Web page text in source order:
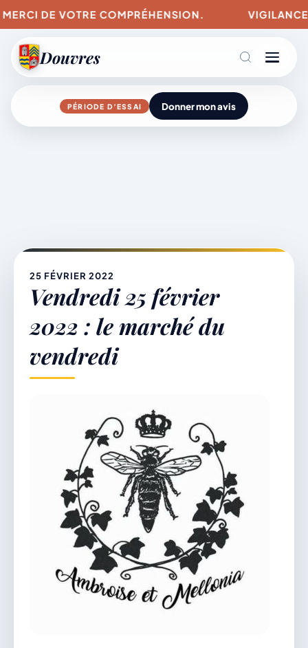
DE VOTRE COMPRÉHENSION.
Douvres
Agenda
Mairie & Vie municipale
Démarches & Vie pratique
Vie locale & Associations
Découvrir la commune
SAMEDI 8 AOÛT 2026
Secrétariat ouvert
Lundi, mardi, jeudi, vendredi de 8h30 à 12h et
après-midi sur rendez-vous. Samedi sur rendez-
PÉRIODE D’ESSAI Donner mon avis
25 FÉVRIER 2022
Vendredi 25 février
2022 : le marché du
vendredi